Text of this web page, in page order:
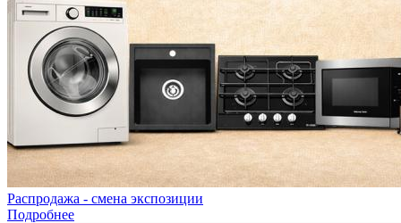
Распродажа - смена экспозиции
Подробнее